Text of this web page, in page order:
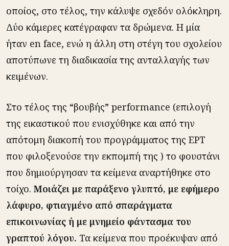
οποίος, στο τέλος, την κάλυψε σχεδόν ολόκληρη.
Δύο κάμερες κατέγραφαν τα δρώμενα. Η μία
ήταν en face, ενώ η άλλη στη στέγη του σχολείου
αποτύπωνε τη διαδικασία της ανταλλαγής των
κειμένων.
Στο τέλος της “βουβής” performance (επιλογή
της εικαστικού που ενισχύθηκε και από την
απότομη διακοπή του προγράμματος της ΕΡΤ
που φιλοξενούσε την εκπομπή της ) το φουστάνι
που δημιούργησαν τα κείμενα αναρτήθηκε στο
τοίχο. Μοιάζει με παράξενο γλυπτό, με εφήμερο
λάφυρο, φτιαγμένο από σπαράγματα
επικοινωνίας ή με μνημείο φάντασμα του
γραπτού λόγου. Τα κείμενα που προέκυψαν από